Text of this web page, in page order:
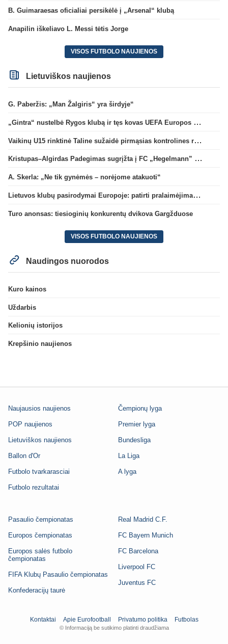
B. Guimaraesas oficialiai persikėlė į „Arsenal“ klubą
Anapilin iškeliavo L. Messi tėtis Jorge
VISOS FUTBOLO NAUJIENOS
Lietuviškos naujienos
G. Paberžis: „Man Žalgiris“ yra širdyje“
„Gintra“ nustelbė Rygos klubą ir tęs kovas UEFA Europos taurės atrankoje
Vaikinų U15 rinktinė Taline sužaidė pirmąsias kontrolines rungtynes
Kristupas–Algirdas Padegimas sugrįžta į FC „Hegelmann” B sudėtį
A. Skerla: „Ne tik gynėmės – norėjome atakuoti“
Lietuvos klubų pasirodymai Europoje: patirti pralaimėjimai Kroatijos atstovams
Turo anonsas: tiesioginių konkurentų dvikova Gargžduose
VISOS FUTBOLO NAUJIENOS
Naudingos nuorodos
Kuro kainos
Uždarbis
Kelionių istorijos
Krepšinio naujienos
Naujausios naujienos
POP naujienos
Lietuviškos naujienos
Ballon d'Or
Futbolo tvarkarasciai
Futbolo rezultatai
Čempionų lyga
Premier lyga
Bundesliga
La Liga
A lyga
Pasaulio čempionatas
Europos čempionatas
Europos salės futbolo
čempionatas
FIFA Klubų Pasaulio čempionatas
Konfederacijų taurė
Real Madrid C.F.
FC Bayern Munich
FC Barcelona
Liverpool FC
Juventus FC
Kontaktai Apie Eurofootball Privatumo politika Futbolas
© Informaciją be sutikimo platinti draudžiama